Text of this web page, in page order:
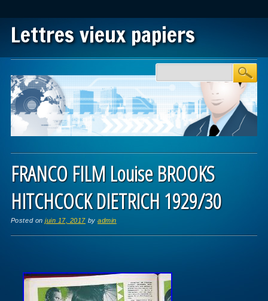
Lettres vieux papiers
Main menu
FRANCO FILM Louise BROOKS
HITCHCOCK DIETRICH 1929/30
Posted onjuin 17, 2017 byadmin